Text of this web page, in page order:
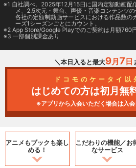
1 自社調べ。2025年12月15日に国内定額動画配
メ、2.5次元・舞台、声優・音楽コンテンツの
各社の定額制動画サービスにおける作品数の
ーズ1シーズンごとにカウント。
2 App Store/Google Playでのご契約は月額760
3 一部個別課金あり
＼本日入ると最大9月 7 日
ドコモのケータイ以
はじめての方は初月無
※アプリから入会いただく場合は入
アニメもブックも楽し
める！
こだわりの機能／お
なサービス